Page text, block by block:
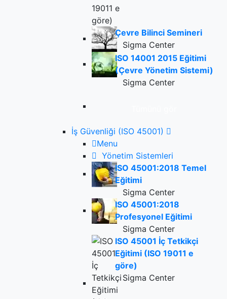
Çevre Bilinci Semineri
Sigma Center
ISO 14001 2015 Eğitimi
(Çevre Yönetim Sistemi)
Sigma Center
İş Güvenliği (ISO 45001)
Menu
Yönetim Sistemleri
ISO 45001:2018 Temel
Eğitimi
Sigma Center
ISO 45001:2018
Profesyonel Eğitimi
Sigma Center
ISO 45001 İç Tetkikçi
Eğitimi (ISO 19011 e
göre)
Sigma Center